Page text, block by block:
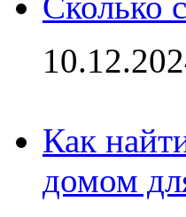
Как
домом